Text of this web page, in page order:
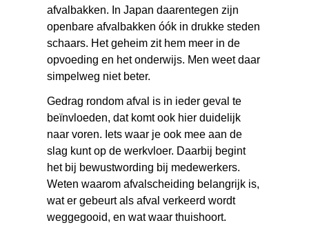
afvalbakken. In Japan daarentegen zijn
openbare afvalbakken óók in drukke steden
schaars. Het geheim zit hem meer in de
opvoeding en het onderwijs. Men weet daar
simpelweg niet beter.
Gedrag rondom afval is in ieder geval te
beïnvloeden, dat komt ook hier duidelijk
naar voren. Iets waar je ook mee aan de
slag kunt op de werkvloer. Daarbij begint
het bij bewustwording bij medewerkers.
Weten waarom afvalscheiding belangrijk is,
wat er gebeurt als afval verkeerd wordt
weggegooid, en wat waar thuishoort.